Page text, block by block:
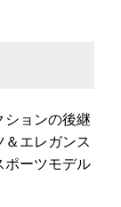
ションの後継
エレガンス
ポーツモデル